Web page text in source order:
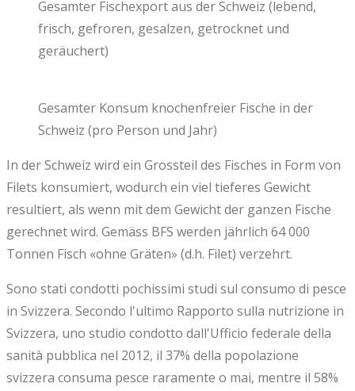
Gesamter Fischexport aus der Schweiz (lebend,
frisch, gefroren, gesalzen, getrocknet und
geräuchert)
Gesamter Konsum knochenfreier Fische in der
Schweiz (pro Person und Jahr)
In der Schweiz wird ein Grossteil des Fisches in Form von
Filets konsumiert, wodurch ein viel tieferes Gewicht
resultiert, als wenn mit dem Gewicht der ganzen Fische
gerechnet wird. Gemäss BFS werden jährlich 64 000
Tonnen Fisch «ohne Gräten» (d.h. Filet) verzehrt.
Sono stati condotti pochissimi studi sul consumo di pesce
in Svizzera. Secondo l'ultimo Rapporto sulla nutrizione in
Svizzera, uno studio condotto dall'Ufficio federale della
sanità pubblica nel 2012, il 37% della popolazione
svizzera consuma pesce raramente o mai, mentre il 58%